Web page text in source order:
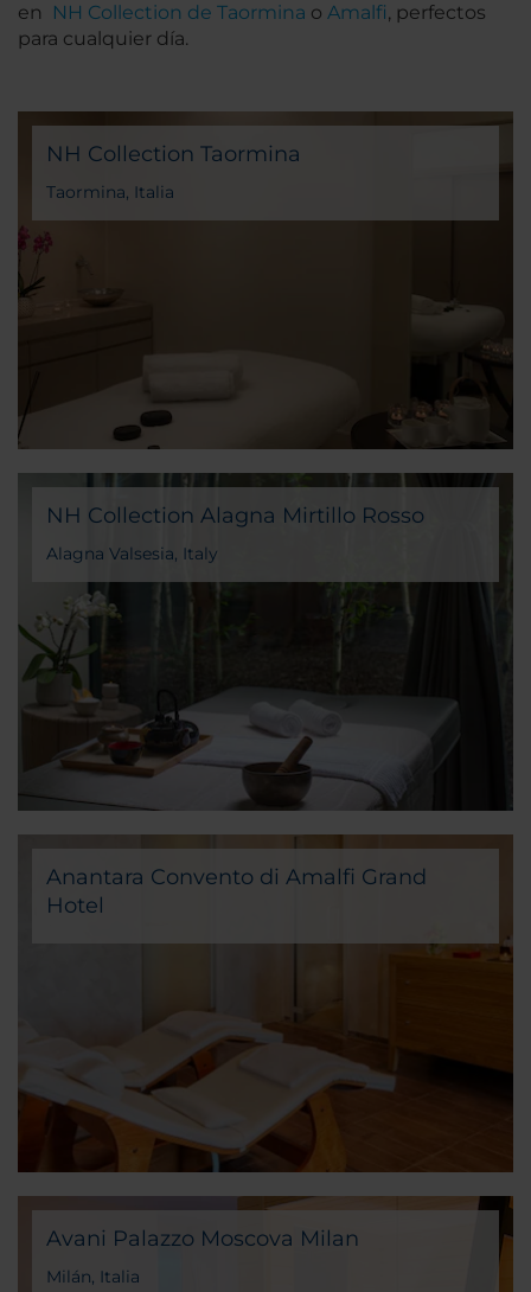
en
NH Collection de Taormina o Amalfi, perfectos
para cualquier día.
NH Collection Taormina
Taormina, Italia
NH Collection Alagna Mirtillo Rosso
Alagna Valsesia, Italy
Anantara Convento di Amalfi Grand
Hotel
Amalfi, Italia
Avani Palazzo Moscova Milan
Milán, Italia